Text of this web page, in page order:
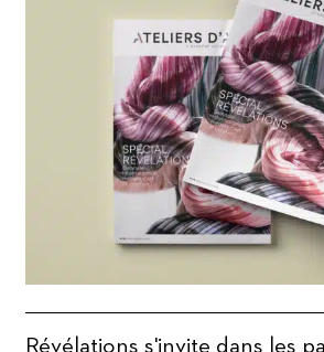
Révélations s'invite dans les